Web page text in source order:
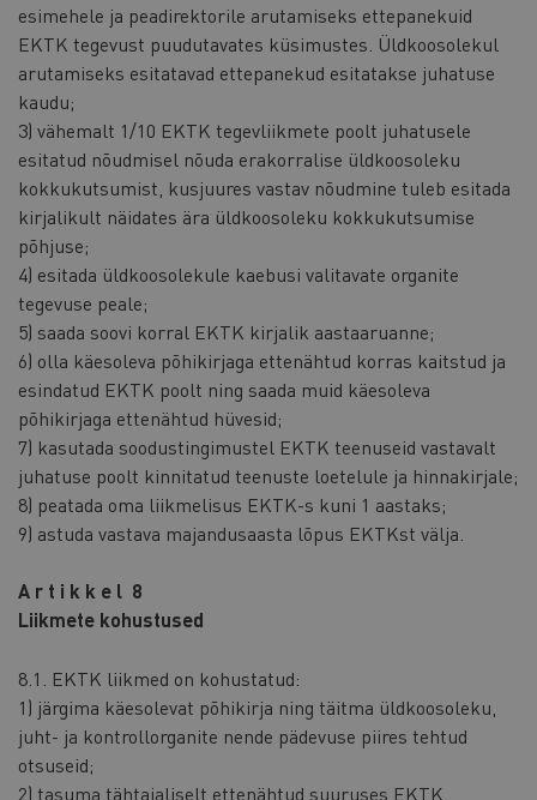
esimehele ja peadirektorile arutamiseks ettepanekuid
EKTK tegevust puudutavates küsimustes. Üldkoosolekul
arutamiseks esitatavad ettepanekud esitatakse juhatuse
kaudu;
3) vähemalt 1/10 EKTK tegevliikmete poolt juhatusele
esitatud nõudmisel nõuda erakorralise üldkoosoleku
kokkukutsumist, kusjuures vastav nõudmine tuleb esitada
kirjalikult näidates ära üldkoosoleku kokkukutsumise
põhjuse;
4) esitada üldkoosolekule kaebusi valitavate organite
tegevuse peale;
5) saada soovi korral EKTK kirjalik aastaaruanne;
6) olla käesoleva põhikirjaga ettenähtud korras kaitstud ja
esindatud EKTK poolt ning saada muid käesoleva
põhikirjaga ettenähtud hüvesid;
7) kasutada soodustingimustel EKTK teenuseid vastavalt
juhatuse poolt kinnitatud teenuste loetelule ja hinnakirjale;
8) peatada oma liikmelisus EKTK-s kuni 1 aastaks;
9) astuda vastava majandusaasta lõpus EKTKst välja.
A r t i k k e l 8
Liikmete kohustused
8.1. EKTK liikmed on kohustatud:
1) järgima käesolevat põhikirja ning täitma üldkoosoleku,
juht- ja kontrollorganite nende pädevuse piires tehtud
otsuseid;
2) tasuma tähtajaliselt ettenähtud suuruses EKTK